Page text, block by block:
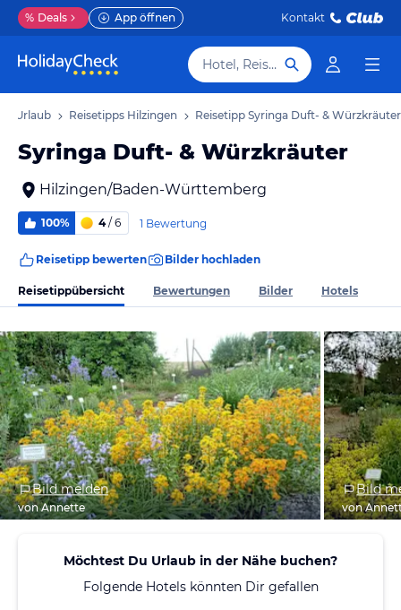
% Deals App öffnen Kontakt
Hotel, Reiseziel
Urlaub Reisetipps Hilzingen Reisetipp Syringa Duft- & Würzkräuter
Syringa Duft- & Würzkräuter
Hilzingen/Baden-Württemberg
100% 4/ 6 1 Bewertung
Reisetipp bewerten Bilder hochladen
Reisetippübersicht Bewertungen Bilder Hotels
Bild melden
von Annette
Bild
von
Möchtest Du Urlaub in der Nähe buchen?
Folgende Hotels könnten Dir gefallen